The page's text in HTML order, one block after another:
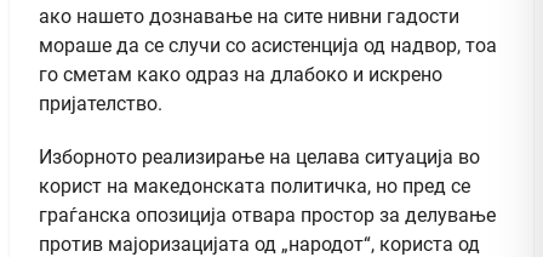
ако нашето дознавање на сите нивни гадости
мораше да се случи со асистенција од надвор, тоа
го сметам како одраз на длабоко и искрено
пријателство.
Изборното реализирање на целава ситуација во
корист на македонската политичка, но пред се
граѓанска опозиција отвара простор за делување
против мајоризацијата од „народот“, користа од